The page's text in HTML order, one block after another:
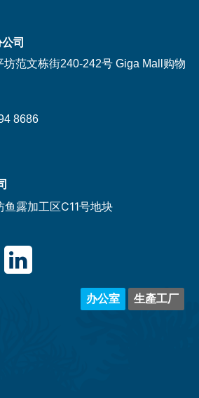
司
范文栋街240-242号 Giga Mall购物
8686
露加工区C11号地块
办公室 生產工厂